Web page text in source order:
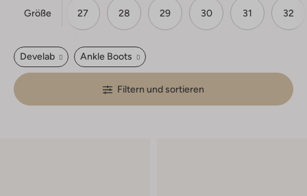
Größe
24 27 28 29 30 31 32
Develab Ankle Boots
Filtern und sortieren